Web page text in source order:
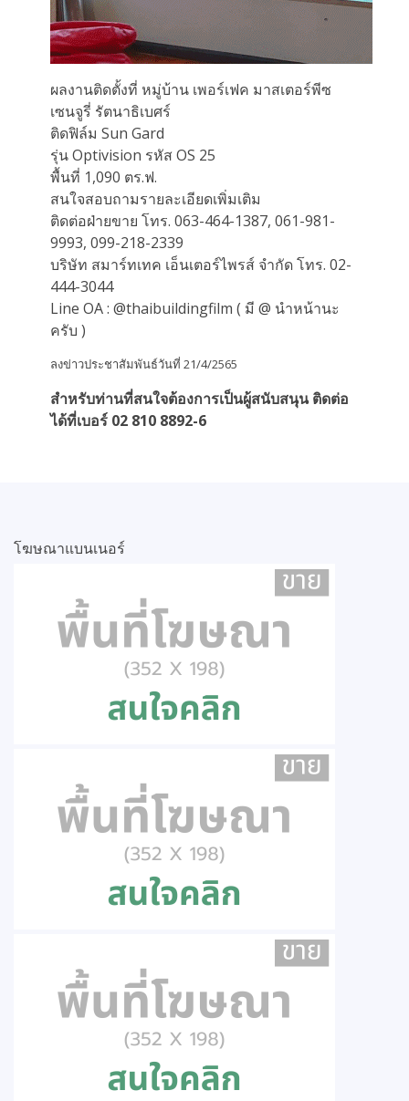
ผลงานติดตั้งที่ หมู่บ้าน เพอร์เฟค มาสเตอร์พีซ
เซนจูรี่ รัตนาธิเบศร์
ติดฟิล์ม Sun Gard
รุ่น Optivision รหัส OS 25
พื้นที่ 1,090 ตร.ฟ.
สนใจสอบถามรายละเอียดเพิ่มเติม
ติดต่อฝ่ายขาย โทร. 063-464-1387, 061-981-
9993, 099-218-2339
บริษัท สมาร์ทเทค เอ็นเตอร์ไพรส์ จำกัด โทร. 02-
444-3044
Line OA : @thaibuildingfilm ( มี @ นำหน้านะ
ครับ )
ลงข่าวประชาสัมพันธ์วันที่ 21/4/2565
สำหรับท่านที่สนใจต้องการเป็นผู้สนับสนุน ติดต่อ
ได้ที่เบอร์ 02 810 8892-6
โฆษณาแบนเนอร์